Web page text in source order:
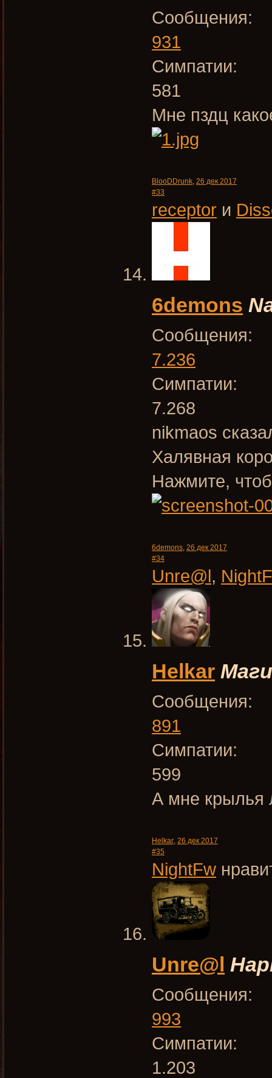
Сообщения:
931
Симпатии:
581
Мне пздц
BlooDDrunk, 26 дек 2017
#33
receptor и
6demons
Сообщения:
7.236
Симпатии:
7.268
nikmaos
Халявная
Нажмите,
6demons, 26 дек 2017
#34
Unre@l,
Helkar
Сообщения:
891
Симпатии:
599
А мне крылья
Helkar, 26 дек 2017
#35
NightFw
Unre@l
Сообщения:
993
Симпатии:
1.203